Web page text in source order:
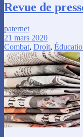
Revue de
paternet
21 mars 2020
Combat, Droit,